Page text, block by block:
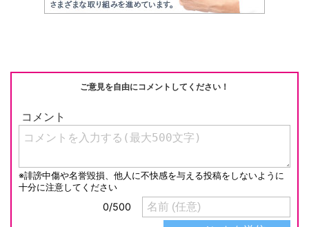
ご意見を自由にコメントしてください！